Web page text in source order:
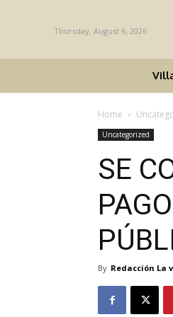
Thursday, August 6, 2026
Home
Uncategorized
SE
By Redacción La